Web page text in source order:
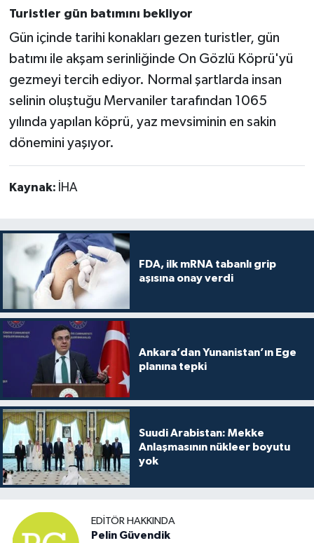
Turistler gün batımını bekliyor
Gün içinde tarihi konakları gezen turistler, gün
batımı ile akşam serinliğinde On Gözlü Köprü'yü
gezmeyi tercih ediyor. Normal şartlarda insan
selinin oluştuğu Mervaniler tarafından 1065
yılında yapılan köprü, yaz mevsiminin en sakin
dönemini yaşıyor.
Kaynak: İHA
FDA, ilk mRNA tabanlı grip
aşısına onay verdi
Ankara’dan Yunanistan’ın Ege
planına tepki
Suudi Arabistan: Mekke
Anlaşmasının nükleer boyutu
yok
EDITÖR HAKKINDA
Pelin Güvendik